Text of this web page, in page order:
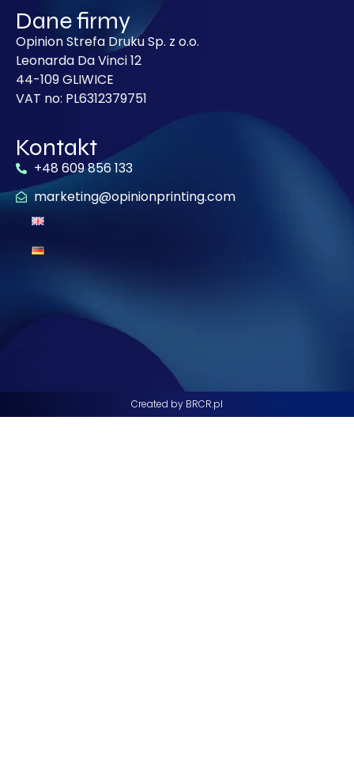
Dane firmy
Opinion Strefa Druku Sp. z o.o.
Leonarda Da Vinci 12
44-109 GLIWICE
VAT no: PL6312379751
Kontakt
+48 609 856 133
marketing@opinionprinting.com
Created by BRCR.pl